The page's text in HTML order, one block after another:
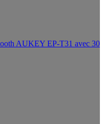
AUKEY EP-T31 avec 30